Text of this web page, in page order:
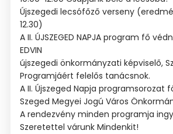
Újszegedi lecsófőző verseny
12.30)
A II. ÚJSZEGED NAPJA program fő
EDVIN
újszegedi önkormányzati képviselő,
Programjáért felelős tanácsnok.
A II. Újszeged Napja programsorozat
Szeged Megyei Jogú Város
A rendezvény minden programja
Szeretettel várunk Mindenkit!